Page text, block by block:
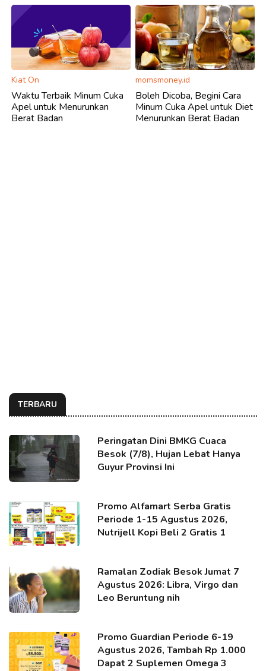
Kiat On
Waktu Terbaik Minum Cuka
Apel untuk Menurunkan
Berat Badan
momsmoney.id
Boleh Dicoba, Begini Cara
Minum Cuka Apel untuk Diet
Menurunkan Berat Badan
TERBARU
Peringatan Dini BMKG Cuaca
Besok (7/8), Hujan Lebat Hanya
Guyur Provinsi Ini
Promo Alfamart Serba Gratis
Periode 1-15 Agustus 2026,
Nutrijell Kopi Beli 2 Gratis 1
Ramalan Zodiak Besok Jumat 7
Agustus 2026: Libra, Virgo dan
Leo Beruntung nih
Promo Guardian Periode 6-19
Agustus 2026, Tambah Rp 1.000
Dapat 2 Suplemen Omega 3